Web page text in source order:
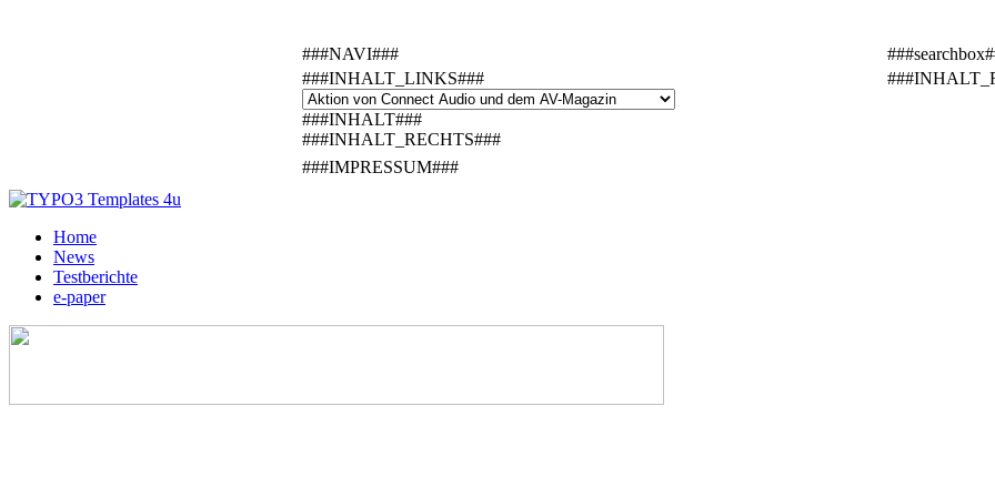
###NAVI###
###INHALT_LINKS###
###INHALT###
###INHALT_RECHTS###
###IMPRESSUM###
Home
News
Testberichte
e-paper